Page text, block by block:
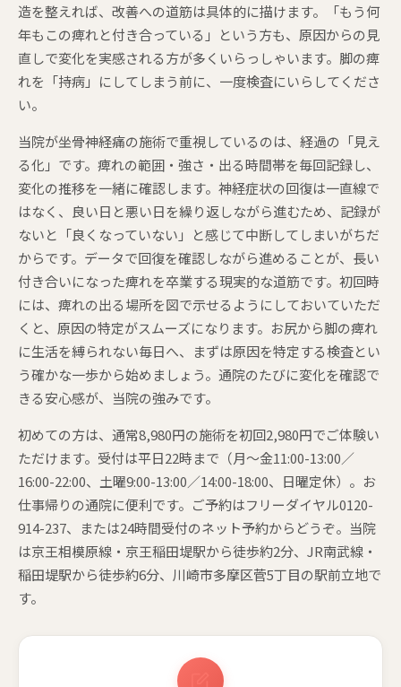
造を整えれば、改善への道筋は具体的に描けます。「もう何
年もこの痺れと付き合っている」という方も、原因からの見
直しで変化を実感される方が多くいらっしゃいます。脚の痺
れを「持病」にしてしまう前に、一度検査にいらしてくださ
い。
当院が坐骨神経痛の施術で重視しているのは、経過の「見え
る化」です。痺れの範囲・強さ・出る時間帯を毎回記録し、
変化の推移を一緒に確認します。神経症状の回復は一直線で
はなく、良い日と悪い日を繰り返しながら進むため、記録が
ないと「良くなっていない」と感じて中断してしまいがちだ
からです。データで回復を確認しながら進めることが、長い
付き合いになった痺れを卒業する現実的な道筋です。初回時
には、痺れの出る場所を図で示せるようにしておいていただ
くと、原因の特定がスムーズになります。お尻から脚の痺れ
に生活を縛られない毎日へ、まずは原因を特定する検査とい
う確かな一歩から始めましょう。通院のたびに変化を確認で
きる安心感が、当院の強みです。
初めての方は、通常8,980円の施術を初回2,980円でご体験い
ただけます。受付は平日22時まで（月〜金11:00-13:00／
16:00-22:00、土曜9:00-13:00／14:00-18:00、日曜定休）。お
仕事帰りの通院に便利です。ご予約はフリーダイヤル0120-
914-237、または24時間受付のネット予約からどうぞ。当院
は京王相模原線・京王稲田堤駅から徒歩約2分、JR南武線・
稲田堤駅から徒歩約6分、川崎市多摩区菅5丁目の駅前立地で
す。